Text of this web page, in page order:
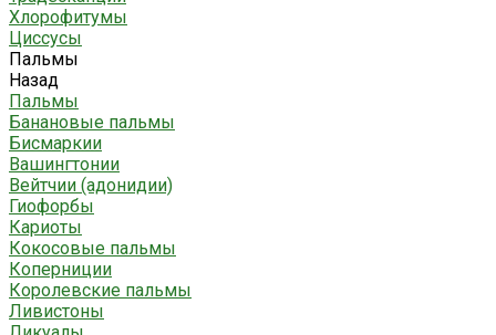
Хлорофитумы
Циссусы
Пальмы
Назад
Пальмы
Банановые пальмы
Бисмаркии
Вашингтонии
Вейтчии (адонидии)
Гиофорбы
Кариоты
Кокосовые пальмы
Коперниции
Королевские пальмы
Ливистоны